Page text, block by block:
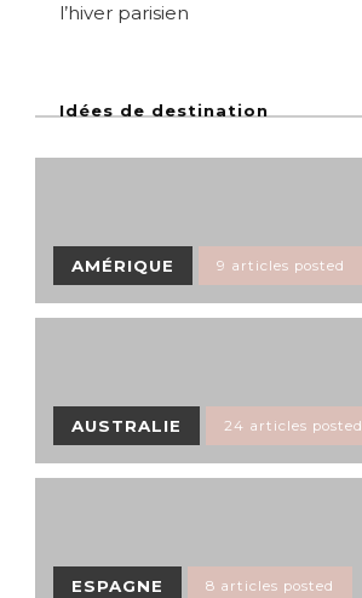
l’hiver parisien
Idées de destination
AMÉRIQUE 9 articles posted
AUSTRALIE 24 articles posted
ESPAGNE 8 articles posted